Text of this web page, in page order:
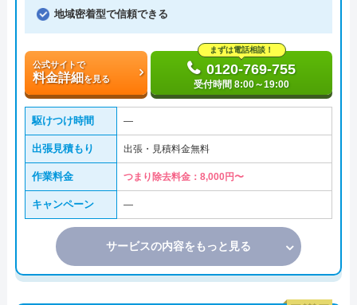
地域密着型で信頼できる
公式サイトで
料金詳細 を見る
まずは電話相談！
0120-769-755
受付時間 8:00～19:00
駆けつけ時間 ―
出張見積もり 出張・見積料金無料
作業料金 つまり除去料金：8,000円〜
キャンペーン ―
サービスの内容をもっと見る